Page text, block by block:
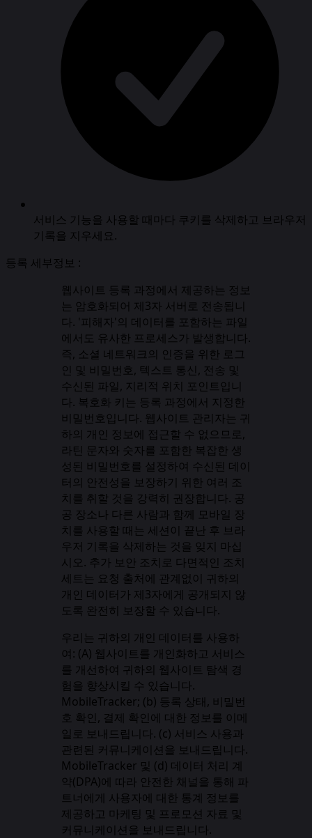
서비스 기능을 사용할 때마다 쿠키를 삭제하고 브라우저
기록을 지우세요.
등록 세부정보 :
웹사이트 등록 과정에서 제공하는 정보
는 암호화되어 제3자 서버로 전송됩니
다. '피해자'의 데이터를 포함하는 파일
에서도 유사한 프로세스가 발생합니다.
즉, 소셜 네트워크의 인증을 위한 로그
인 및 비밀번호, 텍스트 통신, 전송 및
수신된 파일, 지리적 위치 포인트입니
다. 복호화 키는 등록 과정에서 지정한
비밀번호입니다. 웹사이트 관리자는 귀
하의 개인 정보에 접근할 수 없으므로,
라틴 문자와 숫자를 포함한 복잡한 생
성된 비밀번호를 설정하여 수신된 데이
터의 안전성을 보장하기 위한 여러 조
치를 취할 것을 강력히 권장합니다. 공
공 장소나 다른 사람과 함께 모바일 장
치를 사용할 때는 세션이 끝난 후 브라
우저 기록을 삭제하는 것을 잊지 마십
시오. 추가 보안 조치로 다면적인 조치
세트는 요청 출처에 관계없이 귀하의
개인 데이터가 제3자에게 공개되지 않
도록 완전히 보장할 수 있습니다.
우리는 귀하의 개인 데이터를 사용하
여: (A) 웹사이트를 개인화하고 서비스
를 개선하여 귀하의 웹사이트 탐색 경
험을 향상시킬 수 있습니다.
MobileTracker; (b) 등록 상태, 비밀번
호 확인, 결제 확인에 대한 정보를 이메
일로 보내드립니다. (c) 서비스 사용과
관련된 커뮤니케이션을 보내드립니다.
MobileTracker 및 (d) 데이터 처리 계
약(DPA)에 따라 안전한 채널을 통해 파
트너에게 사용자에 대한 통계 정보를
제공하고 마케팅 및 프로모션 자료 및
커뮤니케이션을 보내드립니다.